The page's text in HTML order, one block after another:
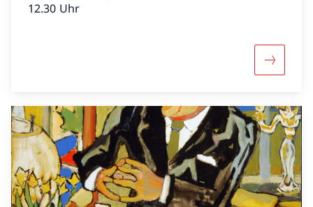
12.30 Uhr